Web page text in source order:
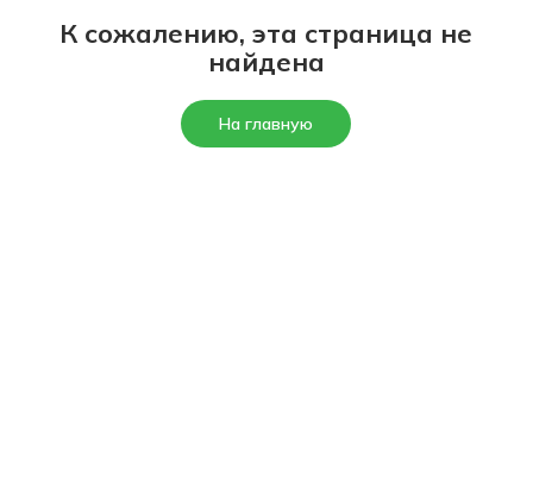
К сожалению, эта страница не
найдена
На главную